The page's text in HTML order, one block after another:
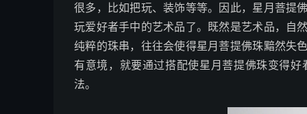
很多，比如把玩、装饰等等。因此，星月菩提
玩爱好者手中的艺术品了。既然是艺术品，自
纯粹的珠串，往往会使得星月菩提佛珠黯然失
有意境，就要通过搭配使星月菩提佛珠变得
法。